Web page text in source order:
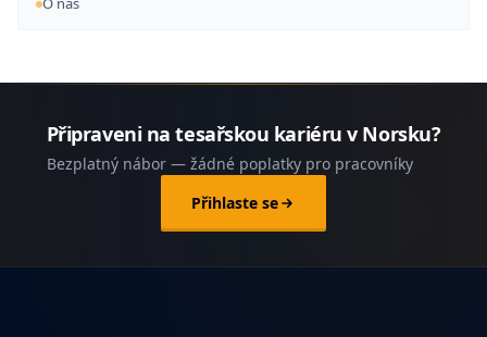
Připraveni na tesařskou kariéru v Norsku?
Bezplatný nábor — žádné poplatky pro pracovníky
Přihlaste se